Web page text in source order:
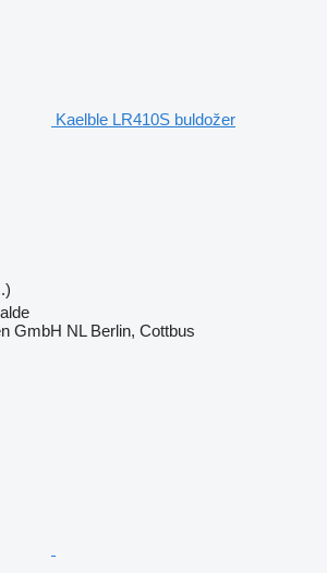
Kaelble LR410S buldožer
GmbH NL Berlin, Cottbus